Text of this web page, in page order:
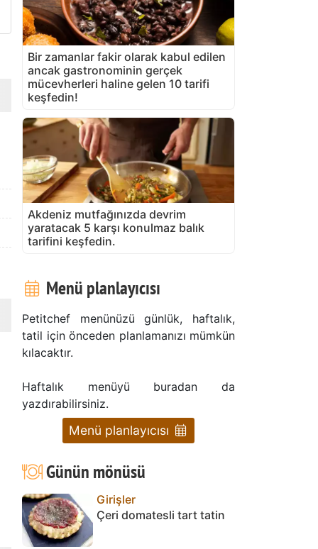
Bir zamanlar fakir olarak kabul edilen
ancak gastronominin gerçek
mücevherleri haline gelen 10 tarifi
keşfedin!
Akdeniz mutfağınızda devrim
yaratacak 5 karşı konulmaz balık
tarifini keşfedin.
Menü planlayıcısı
Petitchef menünüzü günlük, haftalık,
tatil için önceden planlamanızı mümkün
kılacaktır.
Haftalık menüyü buradan da
yazdırabilirsiniz.
Menü planlayıcısı
Günün mönüsü
Girişler
Çeri domatesli tart tatin